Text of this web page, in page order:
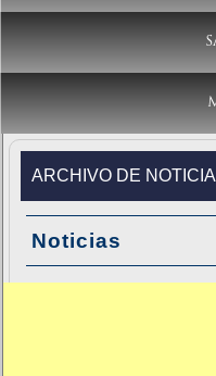
ARCHIVO DE
Noticias